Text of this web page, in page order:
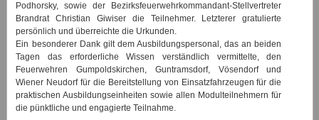
Podhorsky, sowie der Bezirksfeuerwehrkommandant-Stellvertreter
Brandrat Christian Giwiser die Teilnehmer. Letzterer gratulierte
persönlich und überreichte die Urkunden.
Ein besonderer Dank gilt dem Ausbildungspersonal, das an beiden
Tagen das erforderliche Wissen verständlich vermittelte, den
Feuerwehren Gumpoldskirchen, Guntramsdorf, Vösendorf und
Wiener Neudorf für die Bereitstellung von Einsatzfahrzeugen für die
praktischen Ausbildungseinheiten sowie allen Modulteilnehmern für
die pünktliche und engagierte Teilnahme.